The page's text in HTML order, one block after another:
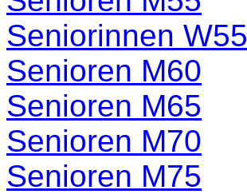
Seniorinnen W55
Senioren M60
Senioren M65
Senioren M70
Senioren M75